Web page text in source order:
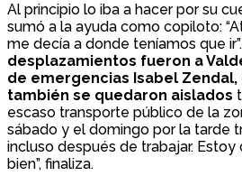
Al principio lo iba a hacer por su
sumó a la ayuda como copiloto:
me decía a donde teníamos que ir”.
desplazamientos fueron a
de emergencias Isabel
también se quedaron aislados
escaso transporte público de la
sábado y el domingo por la tarde
incluso después de trabajar.
bien”, finaliza.